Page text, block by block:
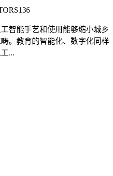
智能手艺和使用能够缩小城乡
。教育的智能化、数字化同样
...